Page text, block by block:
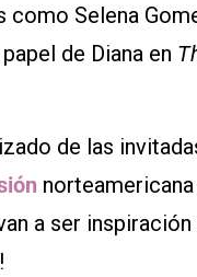
Selena
de Diana en
de las
a ser